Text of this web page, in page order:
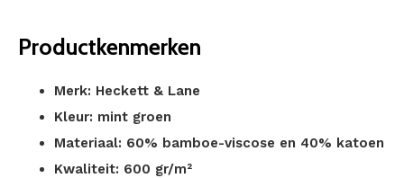
Productkenmerken
Merk: Heckett & Lane
Kleur: mint groen
Materiaal: 60% bamboe-viscose en 40% katoen
Kwaliteit: 600 gr/m²